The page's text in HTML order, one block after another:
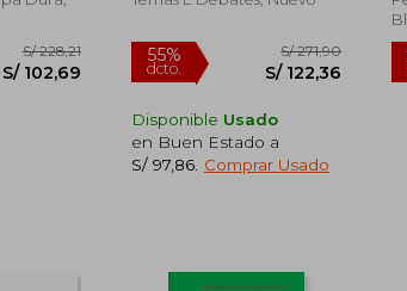
Disponible Usado
en Buen Estado a
S/ 97,86. Comprar Usado